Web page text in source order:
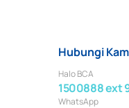
Hubungi
Halo BCA
1500888 ext
WhatsApp